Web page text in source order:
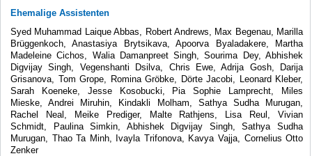
Ehemalige Assistenten
Syed Muhammad Laique Abbas, Robert Andrews, Max Begenau, Marilla
Brüggenkoch, Anastasiya Brytsikava, Apoorva Byaladakere, Martha
Madeleine Cichos, Walia Damanpreet Singh, Sourima Dey, Abhishek
Digvijay Singh, Vegenshanti Dsilva, Chris Ewe, Adrija Gosh, Darija
Grisanova, Tom Grope, Romina Gröbke, Dörte Jacobi, Leonard Kleber,
Sarah Koeneke, Jesse Kosobucki, Pia Sophie Lamprecht, Miles
Mieske, Andrei Miruhin, Kindakli Molham, Sathya Sudha Murugan,
Rachel Neal, Meike Prediger, Malte Rathjens, Lisa Reul, Vivian
Schmidt, Paulina Simkin, Abhishek Digvijay Singh, Sathya Sudha
Murugan, Thao Ta Minh, Ivayla Trifonova, Kavya Vajja, Cornelius Otto
Zenker